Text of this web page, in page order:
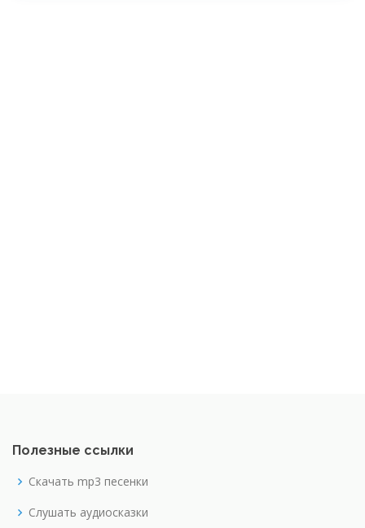
Полезные ссылки
Скачать mp3 песенки
Слушать аудиосказки